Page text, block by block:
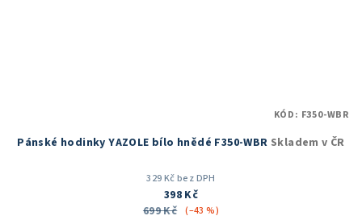
Pánské hodinky YAZOLE bílo hnědé F350-WBR Skladem v ČR
329 Kč bez DPH
398 Kč
699 Kč (–43 %)
KÓD: F350-WBR